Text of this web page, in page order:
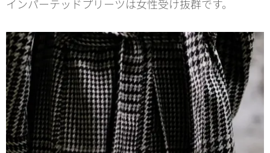
インパーテッドプリーツは女性受け抜群です。